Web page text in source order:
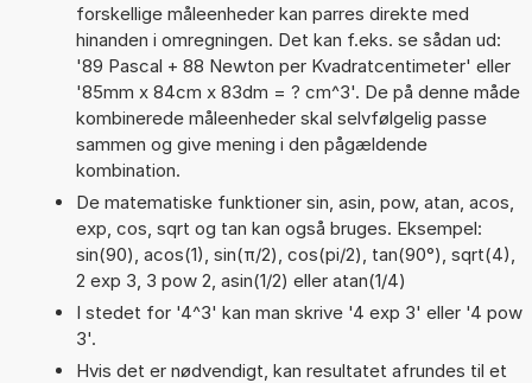
forskellige måleenheder kan parres direkte med
hinanden i omregningen. Det kan f.eks. se sådan ud:
'89 Pascal + 88 Newton per Kvadratcentimeter' eller
'85mm x 84cm x 83dm = ? cm^3'. De på denne måde
kombinerede måleenheder skal selvfølgelig passe
sammen og give mening i den pågældende
kombination.
De matematiske funktioner sin, asin, pow, atan, acos,
exp, cos, sqrt og tan kan også bruges. Eksempel:
sin(90), acos(1), sin(π/2), cos(pi/2), tan(90°), sqrt(4),
2 exp 3, 3 pow 2, asin(1/2) eller atan(1/4)
I stedet for '4^3' kan man skrive '4 exp 3' eller '4 pow
3'.
Hvis det er nødvendigt, kan resultatet afrundes til et